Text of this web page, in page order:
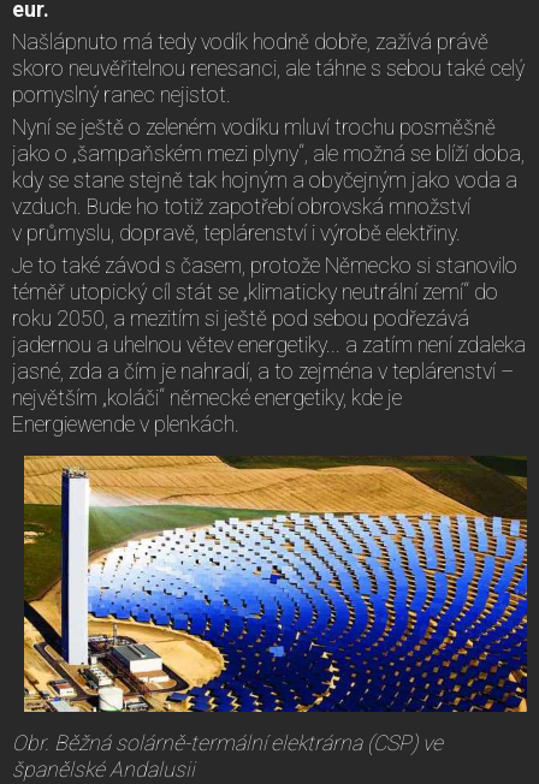
eur.
Našlápnuto má tedy vodík hodně dobře, zažívá právě
skoro neuvěřitelnou renesanci, ale táhne s sebou také celý
pomyslný ranec nejistot.
Nyní se ještě o zeleném vodíku mluví trochu posměšně
jako o „šampaňském mezi plyny“, ale možná se blíží doba,
kdy se stane stejně tak hojným a obyčejným jako voda a
vzduch. Bude ho totiž zapotřebí obrovská množství
v průmyslu, dopravě, teplárenství i výrobě elektřiny.
Je to také závod s časem, protože Německo si stanovilo
téměř utopický cíl stát se „klimaticky neutrální zemí“ do
roku 2050, a mezitím si ještě pod sebou podřezává
jadernou a uhelnou větev energetiky... a zatím není zdaleka
jasné, zda a čím je nahradí, a to zejména v teplárenství –
největším „koláči“ německé energetiky, kde je
Energiewende v plenkách.
Obr. Běžná solárně-termální elektrárna (CSP) ve
španělské Andalusii